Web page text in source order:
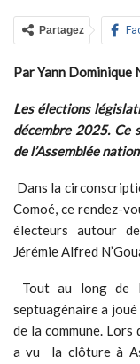
Partagez
Par Yann Dominique
Les élections
décembre 2025. Ce
de l’Assemblée
Dans la
Comoé, ce rendez-
électeurs autour
Jérémie Alfred
Tout au long de
septuagénaire a
de la commune. Lors
a vu la clôture à